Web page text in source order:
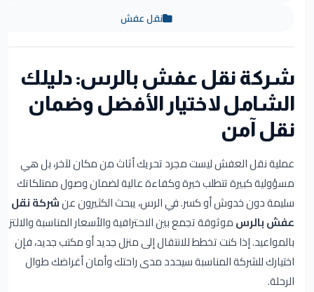
نقل عفش
شركة نقل عفش بالرس: دليلك
الشامل لاختيار الأفضل وضمان
نقل آمن
عملية نقل العفش ليست مجرد تحريك أثاث من مكان لآخر، بل هي
مسؤولية كبيرة تتطلب خبرة وكفاءة عالية لضمان وصول ممتلكاتك
سليمة دون خدوش أو كسر. في الرس، يبحث الكثيرون عنشركة نقل
عفش بالرسموثوقة تجمع بين الاحترافية والأسعار المناسبة والالتزام
بالمواعيد. إذا كنت تخطط للانتقال إلى منزل جديد أو مكتب جديد، فإن
اختيارك للشركة المناسبة سيحدد مدى راحتك وأمان أغراضك طوال
الرحلة.